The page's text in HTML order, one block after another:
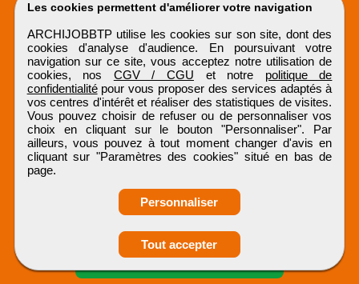
Candidature spontanée
Les cookies permettent d'améliorer votre navigation
ARCHIJOBBTP utilise les cookies sur son site, dont des
cookies d'analyse d'audience. En poursuivant votre
navigation sur ce site, vous acceptez notre utilisation de
cookies, nos CGV / CGU et notre politique de
confidentialitépour vous proposer des services adaptés à
vos centres d'intérêt et réaliser des statistiques de visites.
Vous pouvez choisir de refuser ou de personnaliser vos
choix en cliquant sur le bouton "Personnaliser". Par
ailleurs, vous pouvez à tout moment changer d'avis en
cliquant sur "Paramètres des cookies" situé en bas de
page.
Personnaliser
Tout accepter
ARCHIJOBBTP
Tous droits réservés © 1999 - 2026